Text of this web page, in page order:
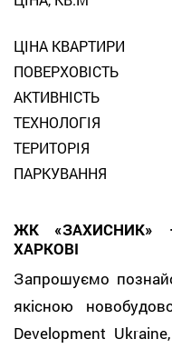
ЦІНА КВАРТИРИ
ПОВЕРХОВІСТЬ
АКТИВНІСТЬ
ТЕХНОЛОГІЯ
ТЕРИТОРІЯ
ПАРКУВАННЯ
ЖК
ХАРКОВІ
Запрошуємо
якісною
Development